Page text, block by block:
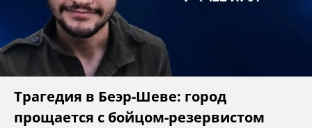
Трагедия в Беэр-Шеве: город
прощается с бойцом-резервистом